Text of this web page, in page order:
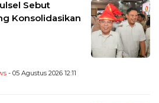
Sebut
Konsolidasikan
- 05 Agustus 2026 12:11